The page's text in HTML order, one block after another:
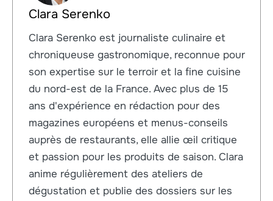
Clara Serenko
Clara Serenko est journaliste culinaire et
chroniqueuse gastronomique, reconnue pour
son expertise sur le terroir et la fine cuisine
du nord-est de la France. Avec plus de 15
ans d'expérience en rédaction pour des
magazines européens et menus-conseils
auprès de restaurants, elle allie œil critique
et passion pour les produits de saison. Clara
anime régulièrement des ateliers de
dégustation et publie des dossiers sur les